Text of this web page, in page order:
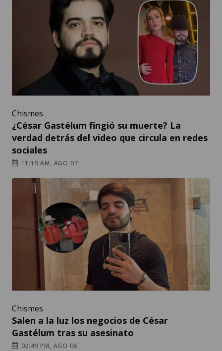
Chismes
¿César Gastélum fingió su muerte? La
verdad detrás del video que circula en redes
sociales
11:19 AM, AGO 07
Chismes
Salen a la luz los negocios de César
Gastélum tras su asesinato
02:49 PM, AGO 06